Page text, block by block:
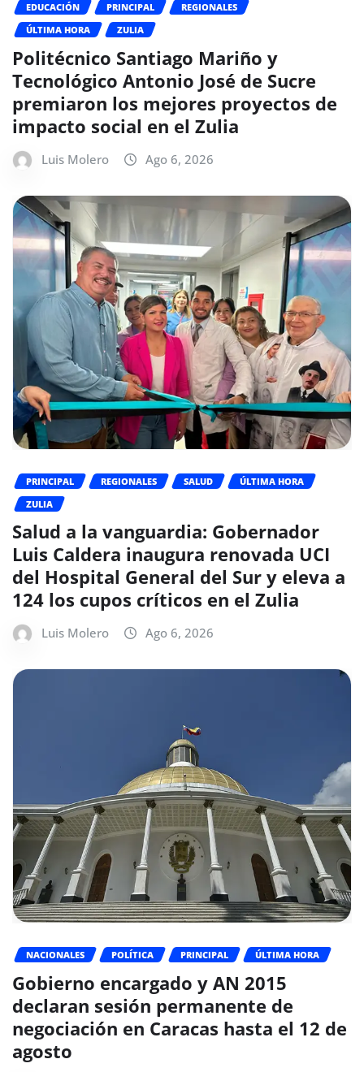
EDUCACIÓN PRINCIPAL
REGIONALES
ÚLTIMA HORA
ZULIA
Politécnico Santiago Mariño y
Tecnológico Antonio José de Sucre
premiaron los mejores proyectos de
impacto social en el Zulia
Luis Molero Ago 6, 2026
PRINCIPAL REGIONALES SALUD
ÚLTIMA HORA
ZULIA
Salud a la vanguardia: Gobernador
Luis Caldera inaugura renovada UCI
del Hospital General del Sur y eleva a
124 los cupos críticos en el Zulia
Luis Molero Ago 6, 2026
NACIONALES POLÍTICA PRINCIPAL ÚLTIMA HORA
Gobierno encargado y AN 2015
declaran sesión permanente de
negociación en Caracas hasta el 12 de
agosto